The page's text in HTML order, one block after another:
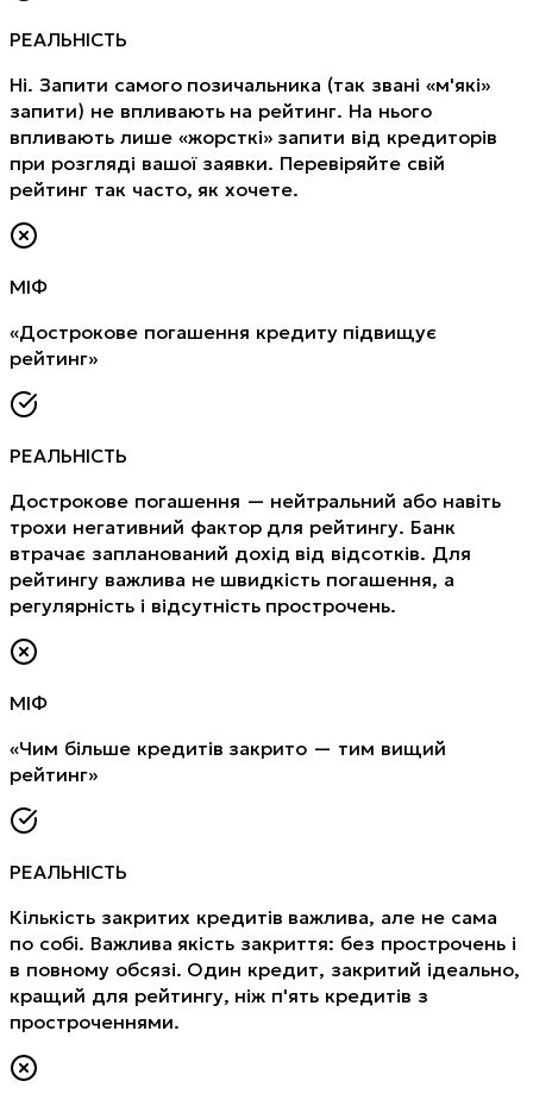
РЕАЛЬНІСТЬ
Ні. Запити самого позичальника (так звані «м'які»
запити) не впливають на рейтинг. На нього
впливають лише «жорсткі» запити від кредиторів
при розгляді вашої заявки. Перевіряйте свій
рейтинг так часто, як хочете.
МІФ
«Дострокове погашення кредиту підвищує
рейтинг»
РЕАЛЬНІСТЬ
Дострокове погашення — нейтральний або навіть
трохи негативний фактор для рейтингу. Банк
втрачає запланований дохід від відсотків. Для
рейтингу важлива не швидкість погашення, а
регулярність і відсутність прострочень.
МІФ
«Чим більше кредитів закрито — тим вищий
рейтинг»
РЕАЛЬНІСТЬ
Кількість закритих кредитів важлива, але не сама
по собі. Важлива якість закриття: без прострочень і
в повному обсязі. Один кредит, закритий ідеально,
кращий для рейтингу, ніж п'ять кредитів з
простроченнями.